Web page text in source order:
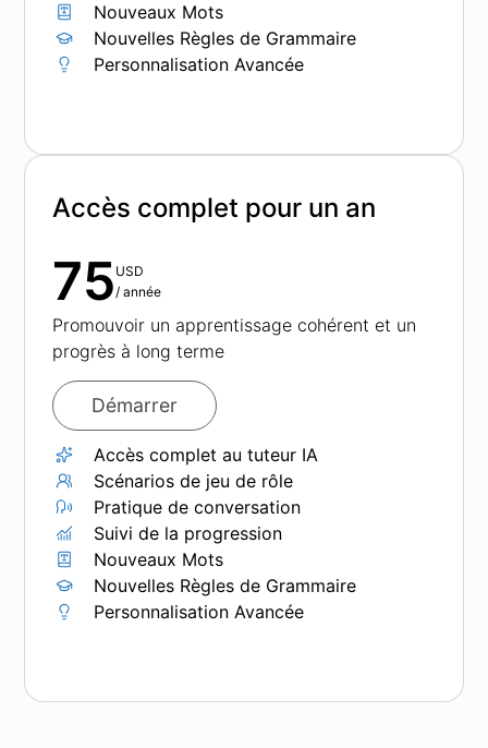
Nouveaux Mots
Nouvelles Règles de Grammaire
Personnalisation Avancée
Accès complet pour un an
75USD
/année
Promouvoir un apprentissage cohérent et un
progrès à long terme
Démarrer
Accès complet au tuteur IA
Scénarios de jeu de rôle
Pratique de conversation
Suivi de la progression
Nouveaux Mots
Nouvelles Règles de Grammaire
Personnalisation Avancée